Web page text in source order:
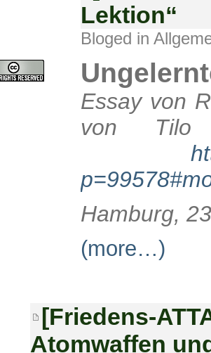
Lektion“
Bloged in
Essay von
von Tilo
Hamburg,
(more…)
[Friedens-
Atomwaffen